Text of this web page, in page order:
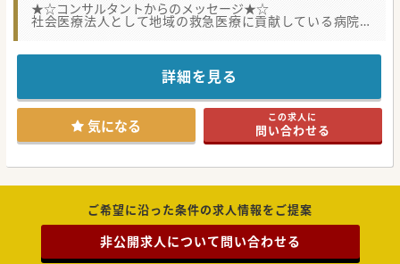
★☆コンサルタントからのメッセージ★☆
社会医療法人として地域の救急医療に貢献している病院で
す。
可能です。
また法人内に老健施設も複数保有してるため、将来的に老健
でといった勤務もご相談可能です。
医療機器の導入は積極的に行っており、各医療機器は最新の
ものが導入されています。
詳細を見る
気になる この求人に
問い合わせる
ご希望に沿った条件の求人情報をご提案
非公開求人について問い合わせる